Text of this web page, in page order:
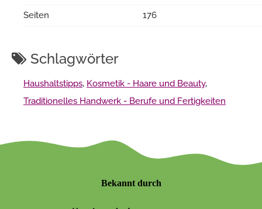
Seiten
176
Schlagwörter
Haushaltstipps, Kosmetik - Haare und Beauty,
Traditionelles Handwerk - Berufe und Fertigkeiten
Bekannt durch